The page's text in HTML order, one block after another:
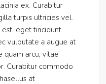
ex. Curabitur
turpis ultricies vel.
eget tincidunt
vulputate a augue at
quam arcu, vitae
Curabitur commodo
at